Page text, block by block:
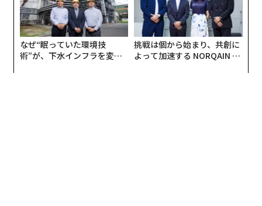
なぜ“眠っていた環境技
術”が、下水インフラを変え
挑戦は個から始まり、共創に
よって加速する NORQAIN JA